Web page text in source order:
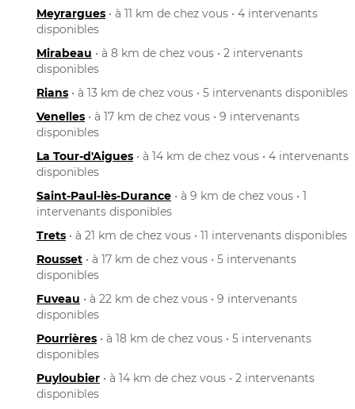
Meyrargues • à 11 km de chez vous • 4 intervenants
disponibles
Mirabeau • à 8 km de chez vous • 2 intervenants
disponibles
Rians • à 13 km de chez vous • 5 intervenants disponibles
Venelles • à 17 km de chez vous • 9 intervenants
disponibles
La Tour-d'Aigues • à 14 km de chez vous • 4 intervenants
disponibles
Saint-Paul-lès-Durance • à 9 km de chez vous • 1
intervenants disponibles
Trets • à 21 km de chez vous • 11 intervenants disponibles
Rousset • à 17 km de chez vous • 5 intervenants
disponibles
Fuveau • à 22 km de chez vous • 9 intervenants
disponibles
Pourrières • à 18 km de chez vous • 5 intervenants
disponibles
Puyloubier • à 14 km de chez vous • 2 intervenants
disponibles